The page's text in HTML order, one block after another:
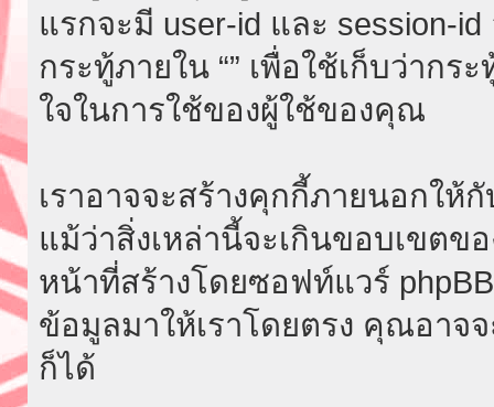
แรกจะมี user-id และ session-
กระทู้ภายใน “” เพื่อใช้เก็บว่าก
ใจในการใช้ของผู้ใช้ของคุณ
เราอาจจะสร้างคุกกี้ภายนอกให้
แม้ว่าสิ่งเหล่านี้จะเกินขอบเขตข
หน้าที่สร้างโดยซอฟท์แวร์
ข้อมูลมาให้เราโดยตรง คุณอาจ
ก็ได้